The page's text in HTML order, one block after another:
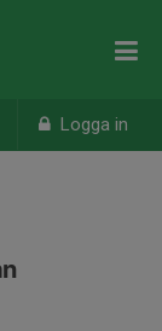
Logga in